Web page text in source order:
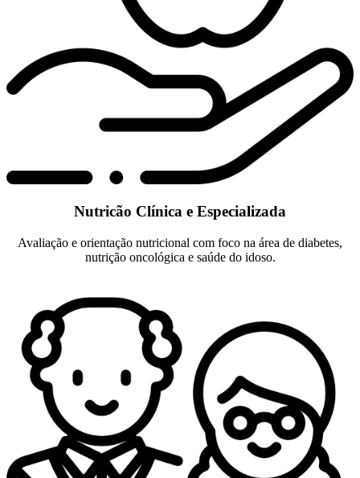
Nutricão Clínica e Especializada
Avaliação e orientação nutricional com foco na área de diabetes,
nutrição oncológica e saúde do idoso.